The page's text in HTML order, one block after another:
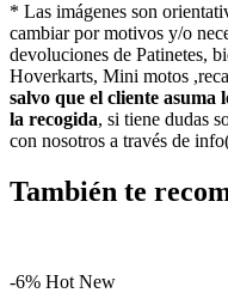
* Las imágenes son
cambiar por motivos y/o
devoluciones de Patinetes,
Hoverkarts, Mini motos
salvo que el cliente asuma
la recogida, si tiene dudas
con nosotros a través de
También te
-6% Hot New